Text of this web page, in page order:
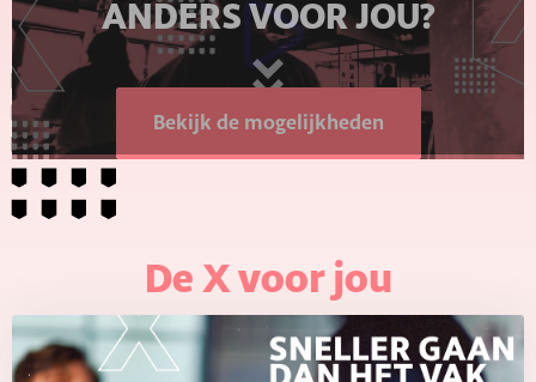
ANDERS VOOR JOU?
Bekijk de mogelijkheden
De X voor jou